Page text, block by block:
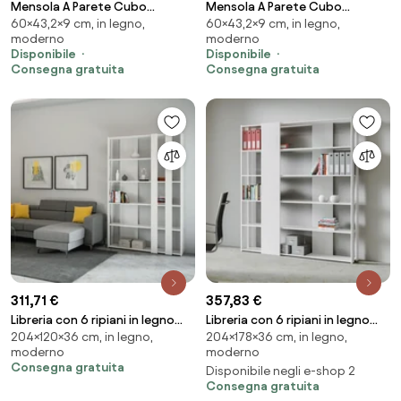
Mensola A Parete Cubo
43x9x60H 3 Ripiani Rovere
Effetto Legno
60×43,2×9 cm, in legno,
moderno
Disponibile
Consegna gratuita
Mensola A Parete Cubo
43x9x60H 3 Ripiani Effetto
Rovere Marrone
60×43,2×9 cm, in legno,
moderno
Disponibile
Consegna gratuita
311,71 €
Libreria con 6 ripiani in legno
Bianco Frassino 120x204h cm -
KATO B SMALL
204×120×36 cm, in legno,
moderno
Consegna gratuita
357,83 €
Libreria con 6 ripiani in legno
Bianco Frassino 178x204h cm -
KATO B
204×178×36 cm, in legno,
moderno
Disponibile negli e-shop 2
Consegna gratuita